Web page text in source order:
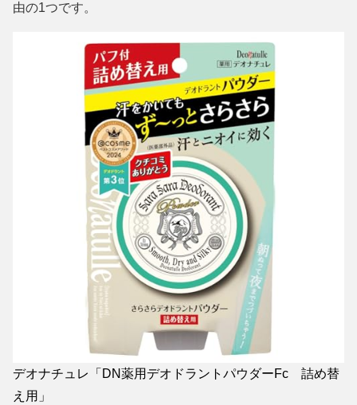
由の1つです。
デオナチュレ「DN薬用デオドラントパウダーFc 詰め替
え用」